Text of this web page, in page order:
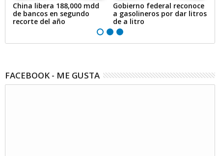
China libera 188,000 mdd
de bancos en segundo
recorte del año
Gobierno federal reconoce
a gasolineros por dar litros
de a litro
FACEBOOK - ME GUSTA